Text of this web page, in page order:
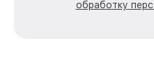
обработку